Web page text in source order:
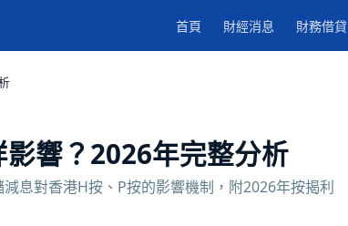
首頁 財經消息 財務借貸
響？2026年完整分析
息對香港H按、P按的影響機制，附2026年按揭利